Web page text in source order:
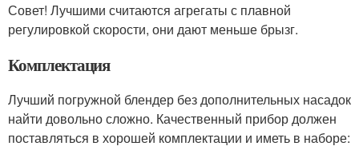
Совет! Лучшими считаются агрегаты с плавной
регулировкой скорости, они дают меньше брызг.
Комплектация
Лучший погружной блендер без дополнительных насадок
найти довольно сложно. Качественный прибор должен
поставляться в хорошей комплектации и иметь в наборе: